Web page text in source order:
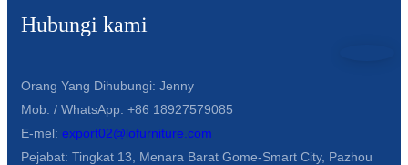
Hubungi kami
Orang Yang Dihubungi: Jenny
Mob. / WhatsApp: +86 18927579085
E-mel: export02@lofurniture.com
Pejabat: Tingkat 13, Menara Barat Gome-Smart City, Pazhou